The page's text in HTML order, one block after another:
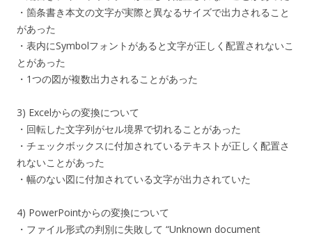
・箇条書き本文の文字が実際と異なるサイズで出力されること
があった
・表内にSymbolフォントがあると文字が正しく配置されないこ
とがあった
・1つの図が複数出力されることがあった
3) Excelからの変換について
・回転した文字列がセル境界で切れることがあった
・チェックボックスに付加されているテキストが正しく配置さ
れないことがあった
・幅のない図に付加されている文字が出力されていた
4) PowerPointからの変換について
・ファイル形式の判別に失敗して “Unknown document